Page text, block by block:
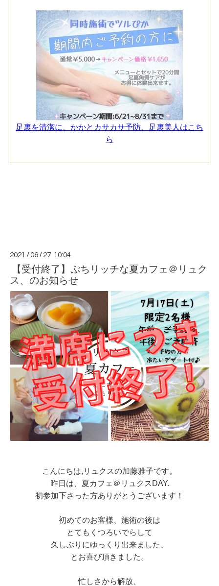
足裏を清潔に、かかとカサカサ予防、足裏美人はこち
ら
2021 /06 / 27 10:04
【受付終了】ぷちリッチな夏カフェ＠リュク
ス、のお知らせ
こんにちは,リュクスの加藤雅子です。
昨日は、夏カフェ＠リュクスDAY.
初参加下さった方ありがとうございます！
初めてのお客様、施術の後は
とてもくつろいでらして
久しぶりにゆっくり出来ました、
とお喜び頂きました。
忙しさから解放、